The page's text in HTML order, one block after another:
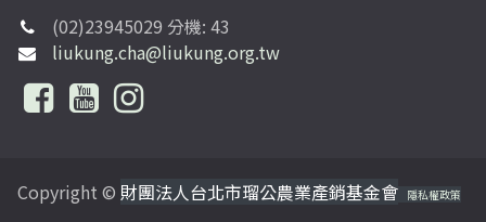
(02)23945029 分機: 43
liukung.cha@liukung.org.tw
Copyright © 財團法人台北市瑠公農業產銷基金會 隱私權政策